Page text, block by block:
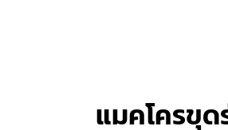
แมคโครขุด